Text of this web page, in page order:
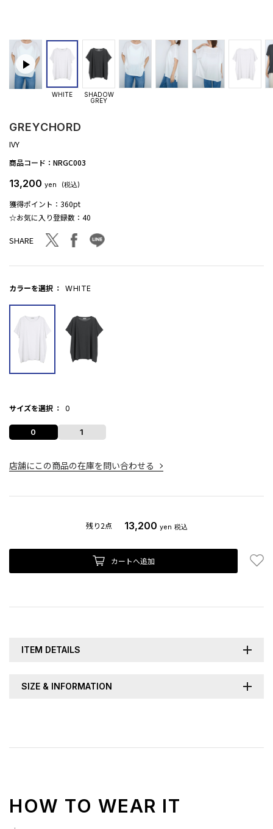
WHITE
SHADOW
GREY
GREYCHORD
IVY
商品コード： NRGC003
13,200 yen (税込)
獲得ポイント： 360pt
☆お気に入り登録数： 40
SHARE twitterfacebookline
カラーを選択 WHITE
サイズを選択 0
0 1
店舗にこの商品の在庫を問い合わせる
残り2点 13,200 yen 税込
カートへ追加
ITEM DETAILS
SIZE & INFORMATION
HOW TO WEAR IT